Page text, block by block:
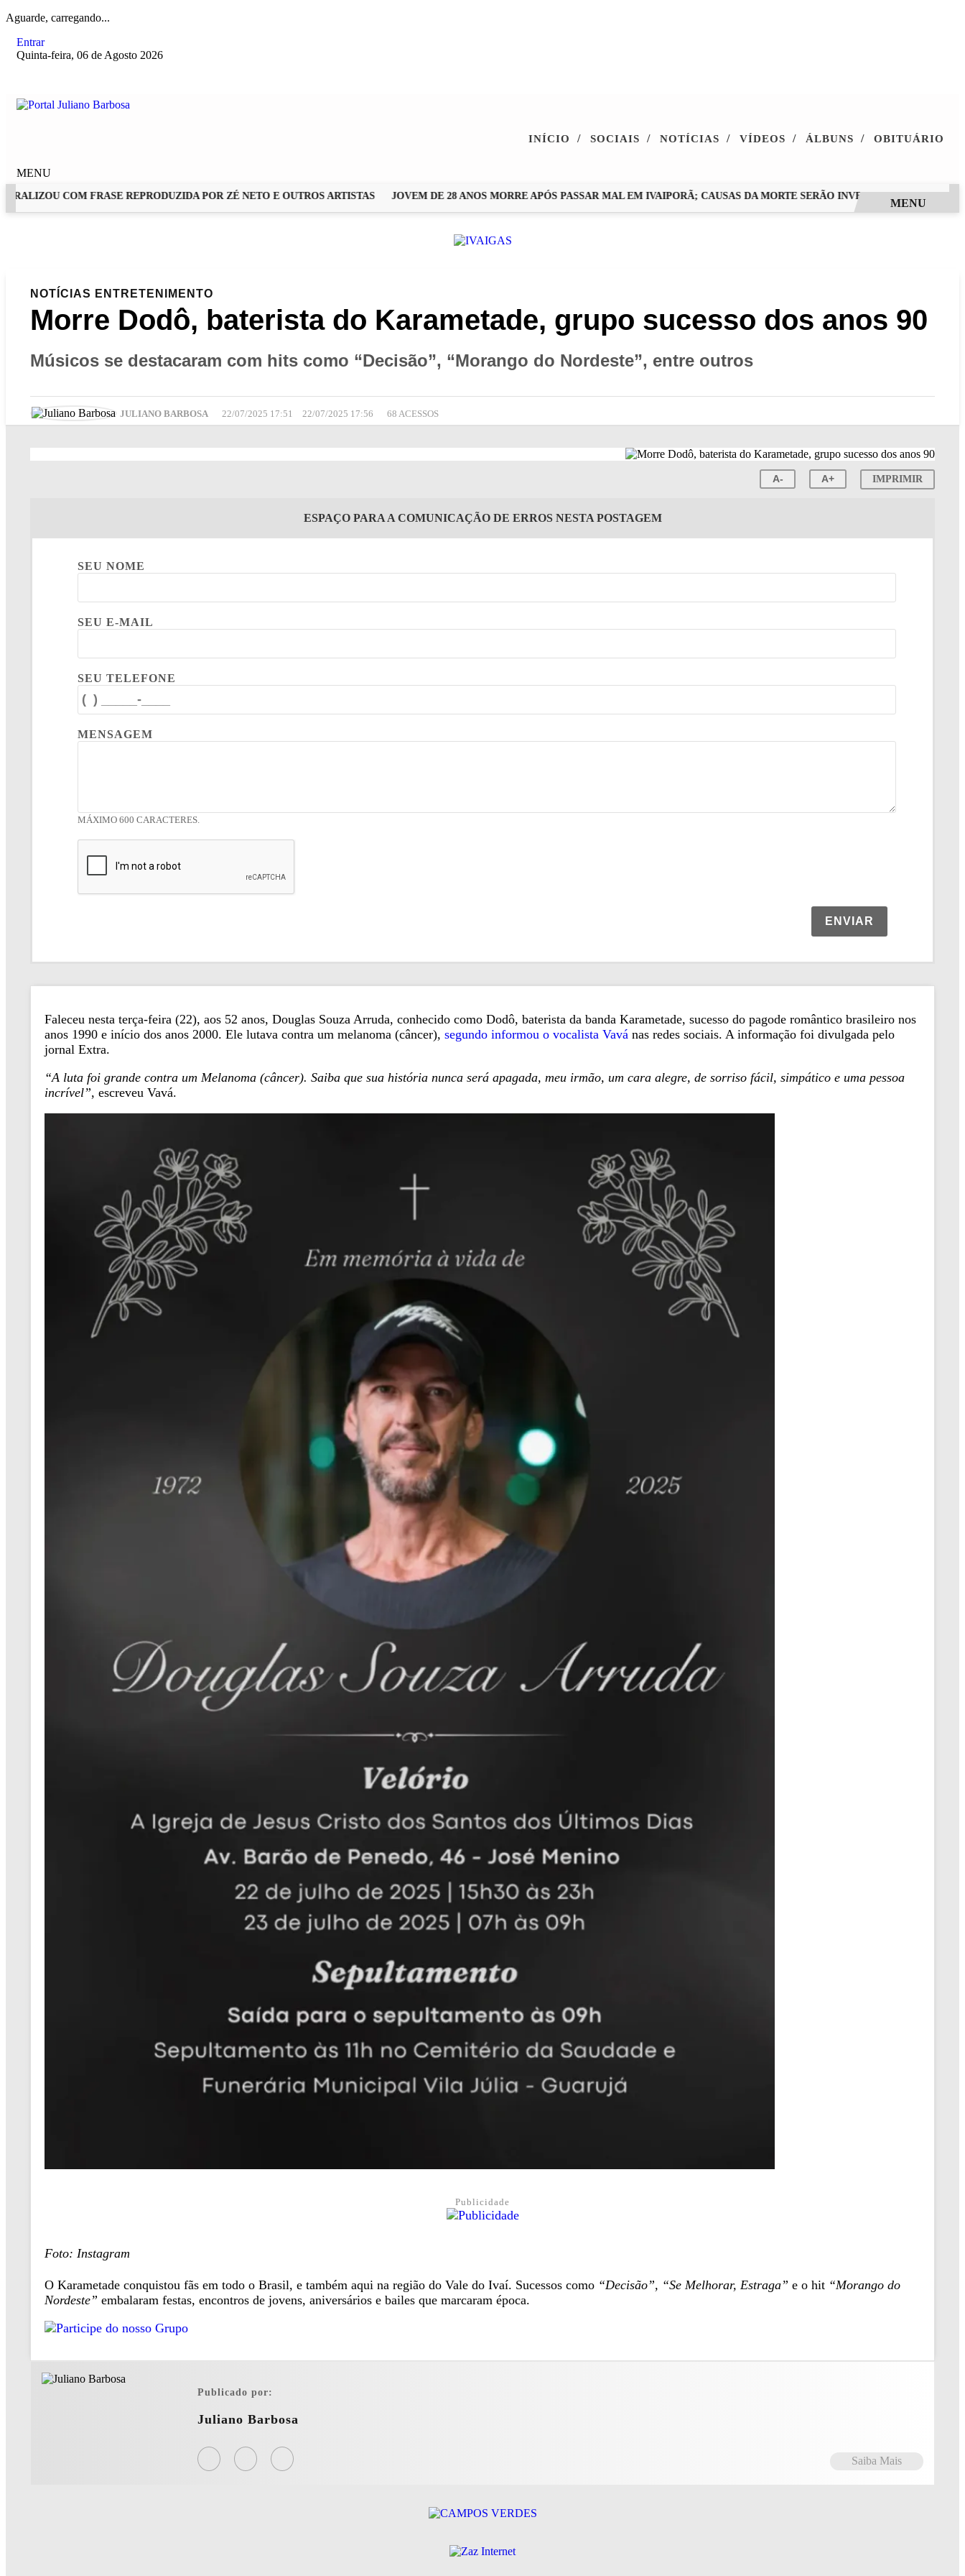
Aguarde, carregando...
Entrar
Quinta-feira, 06 de Agosto 2026
INÍCIO / SOCIAIS / NOTÍCIAS / VÍDEOS / ÁLBUNS / OBITUÁRIO
MENU
COM FRASE REPRODUZIDA POR ZÉ NETO E OUTROS ARTISTAS JOVEM DE 28 ANOS MORRE APÓS PASSAR MAL EM IVAIPORÃ; CAUSAS DA MORTE SERÃO INVESTIGADAS A PARTIR
MENU
NOTÍCIAS ENTRETENIMENTO
Morre Dodô, baterista do Karametade, grupo sucesso dos anos 90
Músicos se destacaram com hits como “Decisão”, “Morango do Nordeste”, entre outros
JULIANO BARBOSA 22/07/2025 17:51 22/07/2025 17:56 68 ACESSOS
A- A+ IMPRIMIR
ESPAÇO PARA A COMUNICAÇÃO DE ERROS NESTA POSTAGEM
SEU NOME
SEU E-MAIL
SEU TELEFONE
MENSAGEM
MÁXIMO 600 CARACTERES.
ENVIAR
Faleceu nesta terça-feira (22), aos 52 anos, Douglas Souza Arruda, conhecido como Dodô, baterista da banda Karametade, sucesso do pagode romântico brasileiro nos
anos 1990 e início dos anos 2000. Ele lutava contra um melanoma (câncer), segundo informou o vocalista Vavá nas redes sociais. A informação foi divulgada pelo
jornal Extra.
“A luta foi grande contra um Melanoma (câncer). Saiba que sua história nunca será apagada, meu irmão, um cara alegre, de sorriso fácil, simpático e uma pessoa
incrível”, escreveu Vavá.
Publicidade
Foto: Instagram
O Karametade conquistou fãs em todo o Brasil, e também aqui na região do Vale do Ivaí. Sucessos como “Decisão”, “Se Melhorar, Estraga” e o hit “Morango do
Nordeste” embalaram festas, encontros de jovens, aniversários e bailes que marcaram época.
Publicado por:
Juliano Barbosa
Saiba Mais